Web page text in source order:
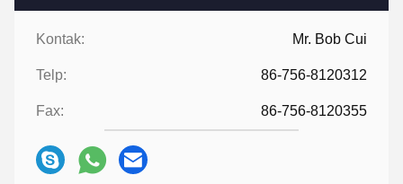
Kontak: Mr. Bob Cui
Telp: 86-756-8120312
Fax: 86-756-8120355